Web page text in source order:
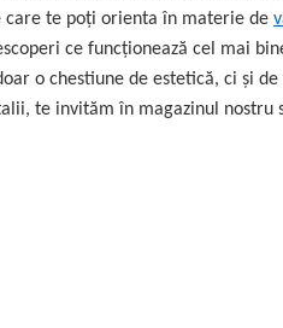
te poţi orienta în materie de
ce funcționează cel mai
o chestiune de estetică, ci și
te invităm în magazinul nostru